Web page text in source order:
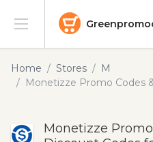
Stores
Blog
Home Stores
M
Monetizze Promo Codes
Monetizze